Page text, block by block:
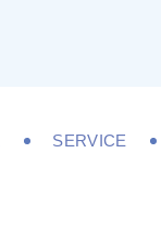
SERVICE